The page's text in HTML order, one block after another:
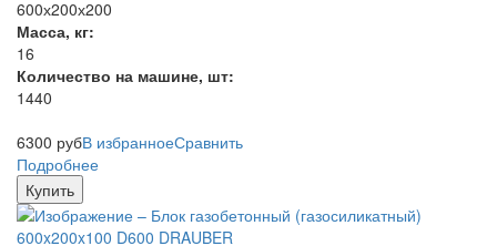
600х200х200
Масса, кг:
16
Количество на машине, шт:
1440
6300 рубВ избранноеСравнить
Подробнее
Купить